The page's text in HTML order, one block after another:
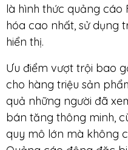
là hình thức quảng
hóa cao nhất, sử dụng
hiển thị.
Ưu điểm vượt trội bao
cho hàng triệu sản
quả những người đã
bán tăng thông minh,
quy mô lớn mà không